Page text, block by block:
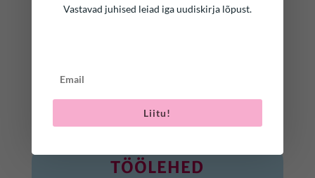
TÖÖLEHED
Vastavad juhised leiad iga uudiskirja lõpust.
Liitu!